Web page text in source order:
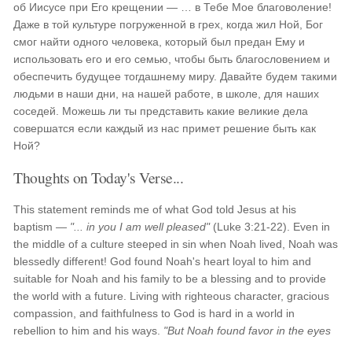
об Иисусе при Его крещении — … в Тебе Мое благоволение!
Даже в той культуре погруженной в грех, когда жил Ной, Бог
смог найти одного человека, который был предан Ему и
использовать его и его семью, чтобы быть благословением и
обеспечить будущее тогдашнему миру. Давайте будем такими
людьми в наши дни, на нашей работе, в школе, для наших
соседей. Можешь ли ты представить какие великие дела
совершатся если каждый из нас примет решение быть как
Ной?
Thoughts on Today's Verse...
This statement reminds me of what God told Jesus at his
baptism — "... in you I am well pleased"(Luke 3:21-22). Even in
the middle of a culture steeped in sin when Noah lived, Noah was
blessedly different! God found Noah's heart loyal to him and
suitable for Noah and his family to be a blessing and to provide
the world with a future. Living with righteous character, gracious
compassion, and faithfulness to God is hard in a world in
rebellion to him and his ways. "But Noah found favor in the eyes